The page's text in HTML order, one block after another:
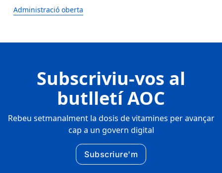
Administració oberta
Subscriviu-vos al
butlletí AOC
Rebeu setmanalment la dosis de vitamines per avançar
cap a un govern digital
Subscriure'm